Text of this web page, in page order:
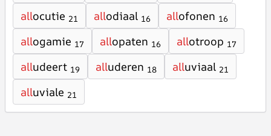
allocutie 21 allodiaal 16 allofonen 16
allogamie 17 allopaten 16 allotroop 17
alludeert 19 alluderen 18 alluviaal 21
alluviale 21